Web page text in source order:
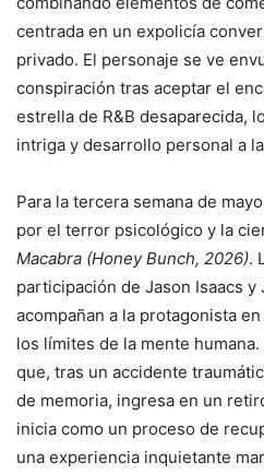
centrada en un expolicía
privado. El personaje se ve
conspiración tras aceptar el
estrella de R&B desaparecida,
intriga y desarrollo personal a
Para la tercera semana de
por el terror psicológico y la
Macabra (Honey Bunch, 2026).
participación de Jason Isaacs
acompañan a la protagonista
los límites de la mente
que, tras un accidente
de memoria, ingresa en un
inicia como un proceso de
una experiencia inquietante